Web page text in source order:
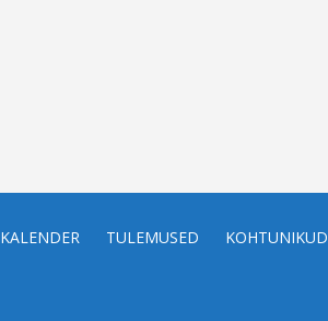
KALENDER TULEMUSED KOHTUNIKUD